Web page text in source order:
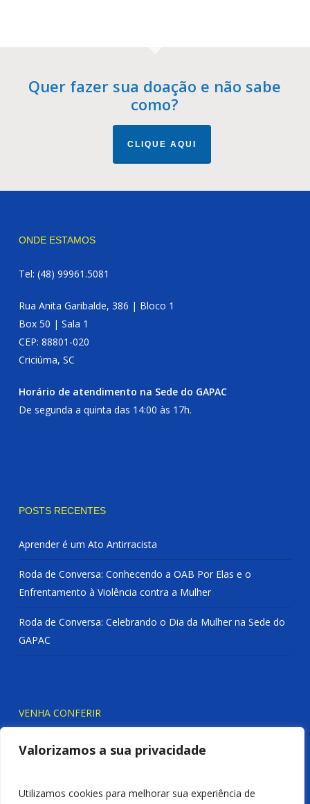
Valorizamos a sua privacidade
Utilizamos cookies para melhorar sua experiência de
Quer fazer sua doação e não sabe
como?
CLIQUE AQUI
ONDE ESTAMOS
Tel: (48) 99961.5081
Rua Anita Garibalde, 386 | Bloco 1
Box 50 | Sala 1
CEP: 88801-020
Criciúma, SC
Horário de atendimento na Sede do GAPAC
De segunda a quinta das 14:00 às 17h.
POSTS RECENTES
Aprender é um Ato Antirracista
Roda de Conversa: Conhecendo a OAB Por Elas e o
Enfrentamento à Violência contra a Mulher
Roda de Conversa: Celebrando o Dia da Mulher na Sede do
GAPAC
VENHA CONFERIR